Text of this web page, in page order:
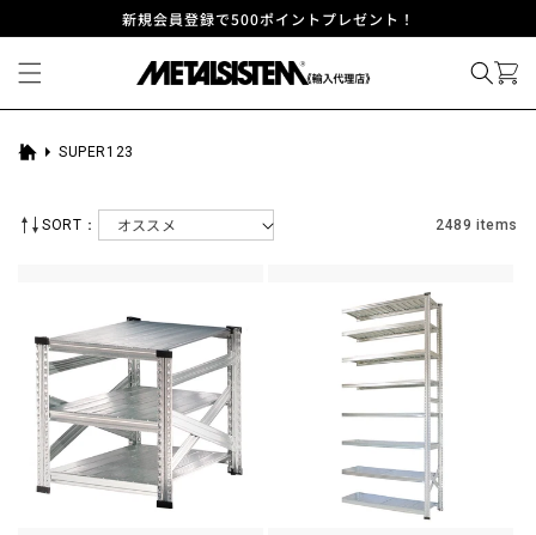
新規会員登録で500ポイントプレゼント！
ホ
SUPER123
SORT： 2489 items